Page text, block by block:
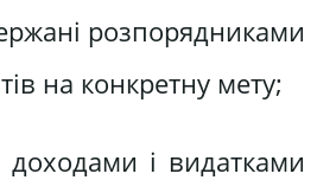
розпорядниками
на конкретну мету;
і видатками